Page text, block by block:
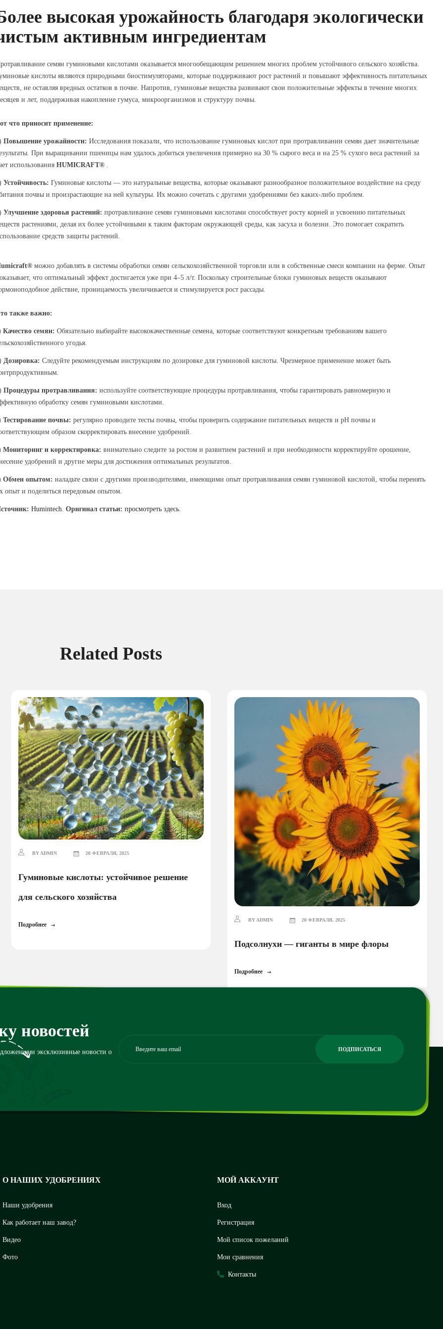
высокая урожайность благодаря экологически
активным ингредиентам
семян гуминовыми кислотами оказывается многообещающим решением многих проблем устойчивого сельского хозяйства.
кислоты являются природными биостимуляторами, которые поддерживают рост растений и повышают эффективность питательных
не оставляя вредных остатков в почве. Напротив, гуминовые вещества развивают свои положительные эффекты в течение многих
и лет, поддерживая накопление гумуса, микроорганизмов и структуру почвы.
что приносит применение:
Повышение урожайности: Исследования показали, что использование гуминовых кислот при протравливании семян дает значительные
При выращивании пшеницы нам удалось добиться увеличения примерно на 30 % сырого веса и на 25 % сухого веса растений за
использования HUMICRAFT®.
Устойчивость: Гуминовые кислоты — это натуральные вещества, которые оказывают разнообразное положительное воздействие на среду
почвы и произрастающие на ней культуры. Их можно сочетать с другими удобрениями без каких-либо проблем.
Улучшение здоровья растений: протравливание семян гуминовыми кислотами способствует росту корней и усвоению питательных
растениями, делая их более устойчивыми к таким факторам окружающей среды, как засуха и болезни. Это помогает сократить
средств защиты растений.
можно добавлять в системы обработки семян сельскохозяйственной торговли или в собственные смеси компании на ферме. Опыт
что оптимальный эффект достигается уже при 4–5 л/т. Поскольку строительные блоки гуминовых веществ оказывают
действие, проницаемость увеличивается и стимулируется рост рассады.
также важно:
Качество семян: Обязательно выбирайте высококачественные семена, которые соответствуют конкретным требованиям вашего
угодья.
Дозировка: Следуйте рекомендуемым инструкциям по дозировке для гуминовой кислоты. Чрезмерное применение может быть
Процедуры протравливания: используйте соответствующие процедуры протравливания, чтобы гарантировать равномерную и
обработку семян гуминовыми кислотами.
Тестирование почвы: регулярно проводите тесты почвы, чтобы проверить содержание питательных веществ и pH почвы и
образом скорректировать внесение удобрений.
Мониторинг и корректировка: внимательно следите за ростом и развитием растений и при необходимости корректируйте орошение,
удобрений и другие меры для достижения оптимальных результатов.
Обмен опытом: наладьте связи с другими производителями, имеющими опыт протравливания семян гуминовой кислотой, чтобы перенять
опыт и поделиться передовым опытом.
Humintech Оригинал статьи: просмотреть здесь.
Related Posts
BY ADMIN 20 ФЕВРАЛЯ, 2025
Гуминовые кислоты: устойчивое решение
для сельского хозяйства
Подробнее
BY ADMIN 20 ФЕВРАЛЯ, 2025
Подсолнухи — гиганты в мире флоры
Подробнее
новостей
и эксклюзивные новости о
О НАШИХ УДОБРЕНИЯХ
Наши удобрения
Как работает наш завод?
Видео
Фото
МОЙ АККАУНТ
Вход
Регистрация
Мой список пожеланий
Мои сравнения
Контакты